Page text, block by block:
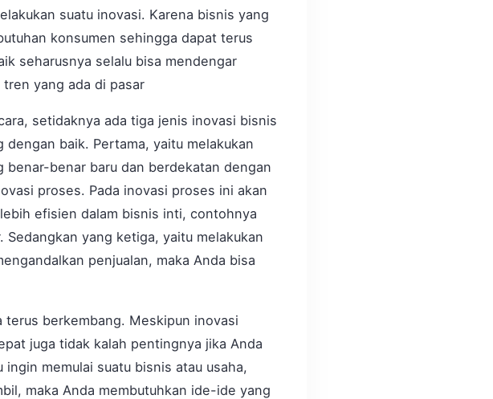
suatu inovasi. Karena bisnis yang
konsumen sehingga dapat terus
seharusnya selalu bisa mendengar
yang ada di pasar
setidaknya ada tiga jenis inovasi bisnis
baik. Pertama, yaitu melakukan
benar baru dan berdekatan dengan
proses. Pada inovasi proses ini akan
efisien dalam bisnis inti, contohnya
yang ketiga, yaitu melakukan
penjualan, maka Anda bisa
terus berkembang. Meskipun inovasi
juga tidak kalah pentingnya jika Anda
memulai suatu bisnis atau usaha,
maka Anda membutuhkan ide-ide yang